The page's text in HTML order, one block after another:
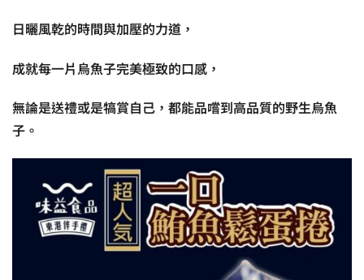
日曬風乾的時間與加壓的力道，
成就每一片烏魚子完美極致的口感，
無論是送禮或是犒賞自己，都能品嚐到高品質的野生烏魚
子。